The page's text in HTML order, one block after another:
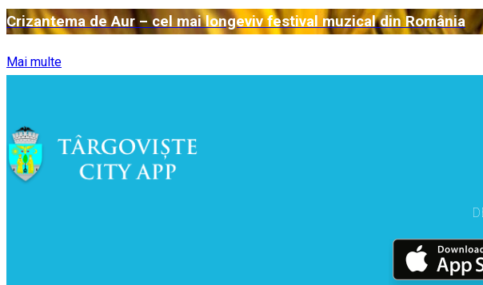
Crizantema de Aur – cel mai longeviv festival muzical din România
Mai multe